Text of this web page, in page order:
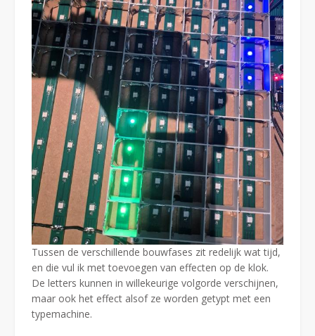
Tussen de verschillende bouwfases zit redelijk wat tijd,
en die vul ik met toevoegen van effecten op de klok.
De letters kunnen in willekeurige volgorde verschijnen,
maar ook het effect alsof ze worden getypt met een
typemachine.